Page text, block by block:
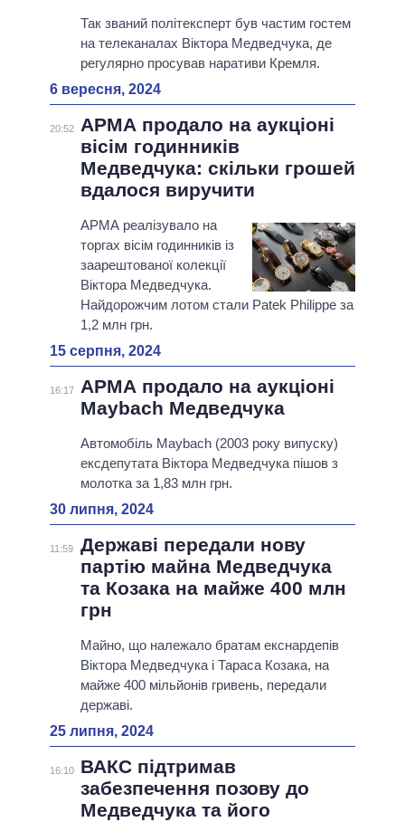
Так званий політексперт був частим гостем
на телеканалах Віктора Медведчука, де
регулярно просував наративи Кремля.
6 вересня, 2024
20:52
АРМА продало на аукціоні
вісім годинників
Медведчука: скільки грошей
вдалося виручити
АРМА реалізувало на
торгах вісім годинників із
заарештованої колекції
Віктора Медведчука.
Найдорожчим лотом стали Patek Philippe за
1,2 млн грн.
15 серпня, 2024
16:17
АРМА продало на аукціоні
Maybach Медведчука
Автомобіль Maybach (2003 року випуску)
ексдепутата Віктора Медведчука пішов з
молотка за 1,83 млн грн.
30 липня, 2024
11:59
Державі передали нову
партію майна Медведчука
та Козака на майже 400 млн
грн
Майно, що належало братам екснардепів
Віктора Медведчука і Тараса Козака, на
майже 400 мільйонів гривень, передали
державі.
25 липня, 2024
16:10
ВАКС підтримав
забезпечення позову до
Медведчука та його